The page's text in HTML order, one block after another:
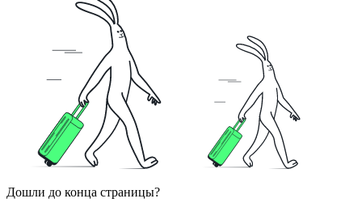
Дошли до конца страницы?